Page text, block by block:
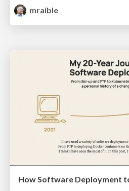
mraible